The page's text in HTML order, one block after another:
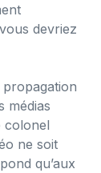
devriez
propagation
médias
colonel
ne soit
qu’aux